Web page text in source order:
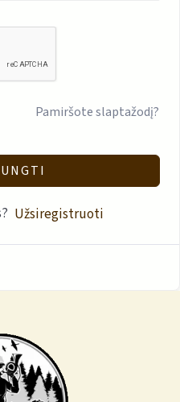
Pamiršote slaptažodį?
Užsiregistruoti